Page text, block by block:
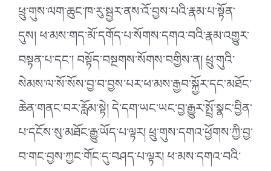
ཕྲུ་གུས་ལག་ཆུང་ཁ་རུ་སྦྱར་ནས་འོ་བྱས་པའི་རྣམ་པ་སྟོན་
དུས། ཕ་མས་གད་མོ་དགོད་པ་སོགས་དགའ་བའི་རྣམ་འགྱུར་
བསྟན་པ་དང་། བསྟོད་བསྔགས་སོགས་བགྱིས་ན། ཕྲུ་གུའི་
སེམས་ལ་སོ་སོས་བྱ་བ་བྱས་པར་ཕ་མས་རྒྱབ་སྐྱོར་དང་མཐོང་
ཆེན་གནང་བར་རློམ་སྟེ། དེ་དག་ཡང་ཡང་བྱ་རྒྱུར་སྤྲོ་སྣང་བྱིན་
པ་དངོས་སུ་མཐོང་རྒྱུ་ཡོད་པ་ལྟར། ཕྲུ་གུས་དགའ་ཕྱོགས་ཀྱི་བྱ་
བ་གང་བྱས་ཀྱང་གོང་དུ་བཤད་པ་ལྟར། ཕ་མས་དགའ་བའི་